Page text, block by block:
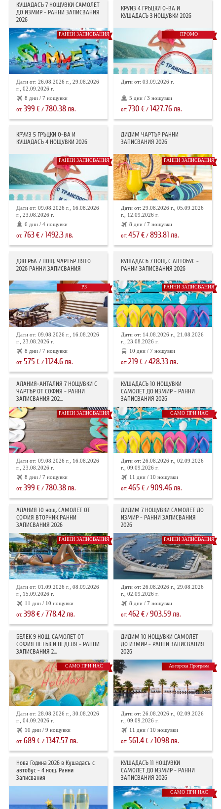
КУШАДАСЪ 7 НОЩУВКИ САМОЛЕТ
ДО ИЗМИР - РАННИ ЗАПИСВАНИЯ
2026
РАННИ ЗАПИСВАНИЯ
Дати от: 26.08.2026 г., 29.08.2026
г., 02.09.2026 г.
8 дни / 7 нощувки
от: 399 €/ 780.38лв.
КРУИЗ 4 ГРЪЦКИ О-ВА И
КУШАДАСЪ 3 НОЩУВКИ 2026
ПРОМО
Дати от: 03.09.2026 г.
5 дни / 3 нощувки
от: 730 € / 1427.76лв.
КРУИЗ 5 ГРЪЦКИ О-ВА И
КУШАДАСЪ 4 НОЩУВКИ 2026
РАННИ ЗАПИСВАНИЯ
Дати от: 09.08.2026 г., 16.08.2026
г., 23.08.2026 г.
6 дни / 4 нощувки
от: 763€/ 1492.3лв.
ДИДИМ ЧАРТЪР РАННИ
ЗАПИСВАНИЯ 2026
РАННИ ЗАПИСВАНИЯ
Дати от: 29.08.2026 г., 05.09.2026
г., 12.09.2026 г.
8 дни / 7 нощувки
от:457€ /893.81 лв.
ДЖЕРБА 7 НОЩ. ЧАРТЪР ЛЯТО
2026 РАННИ ЗАПИСВАНИЯ
РЗ
Дати от: 09.08.2026 г., 16.08.2026
г., 23.08.2026 г.
8 дни / 7 нощувки
от: 575 €/ 1124.6лв.
КУШАДАСЪ 7 НОЩ. С АВТОБУС -
РАННИ ЗАПИСВАНИЯ 2026
РАННИ ЗАПИСВАНИЯ
Дати от: 14.08.2026 г., 21.08.2026
г., 23.08.2026 г.
10 дни / 7 нощувки
от:219 € /428.33лв.
АЛАНИЯ-АНТАЛИЯ 7 НОЩУВКИ С
ЧАРТЪР ОТ СОФИЯ - РАННИ
ЗАПИСВАНИЯ 202...
РАННИ ЗАПИСВАНИЯ
Дати от: 09.08.2026 г., 16.08.2026
г., 23.08.2026 г.
8 дни / 7 нощувки
от: 399 €/ 780.38лв.
КУШАДАСЪ 10 НОЩУВКИ
САМОЛЕТ ДО ИЗМИР - РАННИ
ЗАПИСВАНИЯ 2026
САМО ПРИ НАС
Дати от: 26.08.2026 г., 02.09.2026
г., 09.09.2026 г.
11 дни / 10 нощувки
от:465 € /909.46лв.
АЛАНИЯ 10 нощ. САМОЛЕТ ОТ
СОФИЯ ВТОРНИК РАННИ
ЗАПИСВАНИЯ 2026
РАННИ ЗАПИСВАНИЯ
Дати от: 01.09.2026 г., 08.09.2026
г., 15.09.2026 г.
11 дни / 10 нощувки
от: 398€/ 778.42лв.
ДИДИМ 7 НОЩУВКИ САМОЛЕТ ДО
ИЗМИР - РАННИ ЗАПИСВАНИЯ
2026
РАННИ ЗАПИСВАНИЯ
Дати от: 26.08.2026 г., 29.08.2026
г., 02.09.2026 г.
8 дни / 7 нощувки
от:462€ /903.59 лв.
БЕЛЕК 9 НОЩ. САМОЛЕТ ОТ
СОФИЯ ПЕТЪК И НЕДЕЛЯ - РАННИ
ЗАПИСВАНИЯ 2...
САМО ПРИ НАС
Дати от: 28.08.2026 г., 30.08.2026
г., 04.09.2026 г.
10 дни / 9 нощувки
от: 689 €/ 1347.57лв.
ДИДИМ 10 НОЩУВКИ САМОЛЕТ
ДО ИЗМИР - РАННИ ЗАПИСВАНИЯ
2026
Авторска Програма
Дати от: 26.08.2026 г., 02.09.2026
г., 09.09.2026 г.
11 дни / 10 нощувки
от:561.4€ / 1098лв.
Нова Година 2026 в Кушадасъ с
автобус - 4 нощ. Ранни
Записвания
КУШАДАСЪ 11 НОЩУВКИ
САМОЛЕТ ДО ИЗМИР - РАННИ
ЗАПИСВАНИЯ 2026
САМО ПРИ НАС